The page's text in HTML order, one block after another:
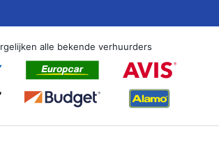
alle bekende verhuurders